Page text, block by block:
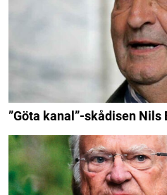
”Göta kanal”-skådisen Nils